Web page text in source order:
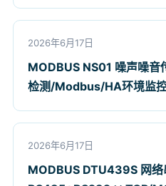
2026年6月17日
MODBUS NS01 噪声噪
检测/Modbus/HA环境监
2026年6月17日
MODBUS DTU439S 网